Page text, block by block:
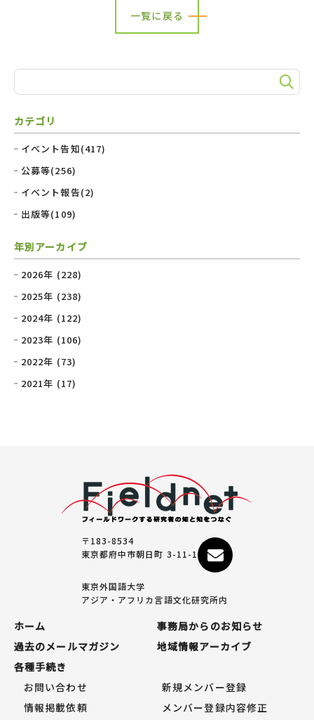
一覧に戻る
カテゴリ
イベント告知(417)
公募等(256)
イベント報告(2)
出版等(109)
年別アーカイブ
2026年 (228)
2025年 (238)
2024年 (122)
2023年 (106)
2022年 (73)
2021年 (17)
〒183-8534
東京都府中市朝日町 3-11-1
東京外国語大学
アジア・アフリカ言語文化研究所内
ホーム
事務局からのお知らせ
過去のメールマガジン
地域情報アーカイブ
各種手続き
お問い合わせ
新規メンバー登録
情報掲載依頼
メンバー登録内容修正